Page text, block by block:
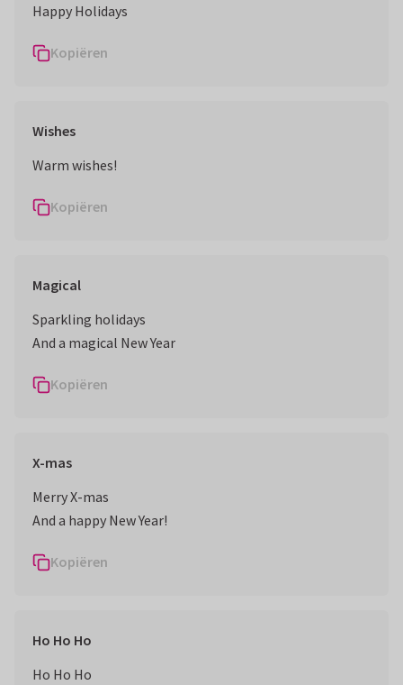
Happy Holidays
Kopiëren
Wishes
Warm wishes!
Kopiëren
Magical
Sparkling holidays
And a magical New Year
Kopiëren
X-mas
Merry X-mas
And a happy New Year!
Kopiëren
Ho Ho Ho
Ho Ho Ho